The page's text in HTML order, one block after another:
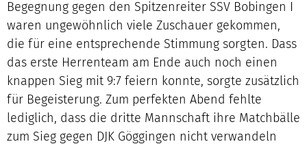
Begegnung gegen den Spitzenreiter SSV Bobingen I
waren ungewöhnlich viele Zuschauer gekommen,
die für eine entsprechende Stimmung sorgten. Dass
das erste Herrenteam am Ende auch noch einen
knappen Sieg mit 9:7 feiern konnte, sorgte zusätzlich
für Begeisterung. Zum perfekten Abend fehlte
lediglich, dass die dritte Mannschaft ihre Matchbälle
zum Sieg gegen DJK Göggingen nicht verwandeln